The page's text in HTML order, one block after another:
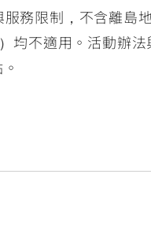
務限制，不含離島
均不適用。活動辦